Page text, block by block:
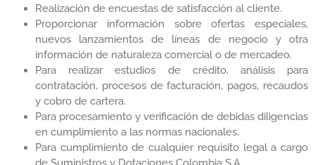
Realización de encuestas de satisfacción al cliente.
Proporcionar información sobre ofertas especiales,
nuevos lanzamientos de líneas de negocio y otra
información de naturaleza comercial o de mercadeo.
Para realizar estudios de crédito, análisis para
contratación, procesos de facturación, pagos, recaudos
y cobro de cartera.
Para procesamiento y verificación de debidas diligencias
en cumplimiento a las normas nacionales.
Para cumplimiento de cualquier requisito legal a cargo